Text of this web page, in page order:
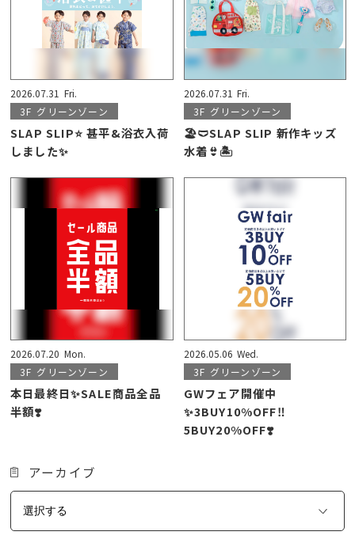
2026.07.31 Fri.
3F グリーンゾーン
SLAP SLIP⭐️ 甚平&浴衣入荷
しました✨
2026.07.31 Fri.
3F グリーンゾーン
🏖️🩲SLAP SLIP 新作キッズ
水着👙🏝️
2026.07.20 Mon.
3F グリーンゾーン
本日最終日✨SALE商品全品
半額❣️
2026.05.06 Wed.
3F グリーンゾーン
GWフェア開催中
✨3BUY10%OFF‼️
5BUY20%OFF❣️
アーカイブ